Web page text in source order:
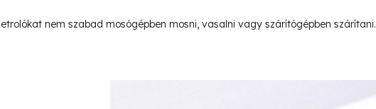
nem szabad mosógépben mosni, vasalni vagy szárítógépben szárítani.